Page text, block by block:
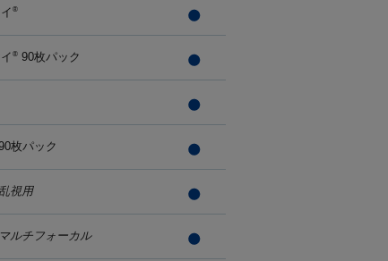
®
® 90枚パック
枚パック
乱視用
マルチフォーカル